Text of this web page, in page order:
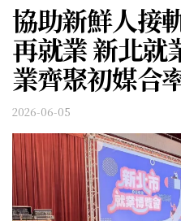
協助新鮮人接
再就業 新北就
業齊聚初媒合
2026-06-05